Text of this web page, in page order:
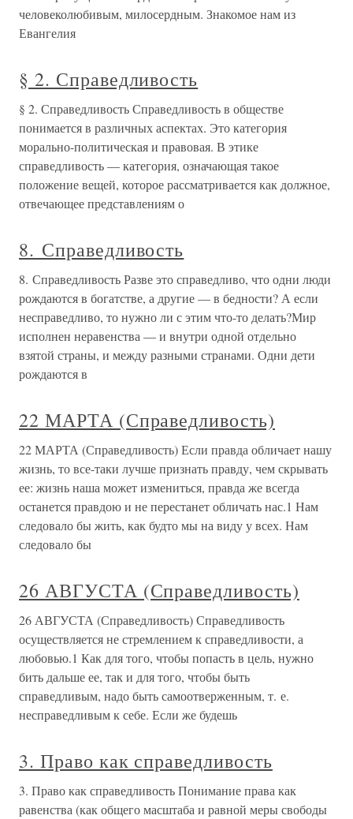
человеколюбивым, милосердным. Знакомое нам из
Евангелия
§ 2. Справедливость
§ 2. Справедливость Справедливость в обществе
понимается в различных аспектах. Это категория
морально-политическая и правовая. В этике
справедливость — категория, означающая такое
положение вещей, которое рассматривается как должное,
отвечающее представлениям о
8. Справедливость
8. Справедливость Разве это справедливо, что одни люди
рождаются в богатстве, а другие — в бедности? А если
несправедливо, то нужно ли с этим что-то делать?Мир
исполнен неравенства — и внутри одной отдельно
взятой страны, и между разными странами. Одни дети
рождаются в
22 МАРТА (Справедливость)
22 МАРТА (Справедливость) Если правда обличает нашу
жизнь, то все-таки лучше признать правду, чем скрывать
ее: жизнь наша может измениться, правда же всегда
останется правдою и не перестанет обличать нас.1 Нам
следовало бы жить, как будто мы на виду у всех. Нам
следовало бы
26 АВГУСТА (Справедливость)
26 АВГУСТА (Справедливость) Справедливость
осуществляется не стремлением к справедливости, а
любовью.1 Как для того, чтобы попасть в цель, нужно
бить дальше ее, так и для того, чтобы быть
справедливым, надо быть самоотверженным, т. е.
несправедливым к себе. Если же будешь
3. Право как справедливость
3. Право как справедливость Понимание права как
равенства (как общего масштаба и равной меры свободы